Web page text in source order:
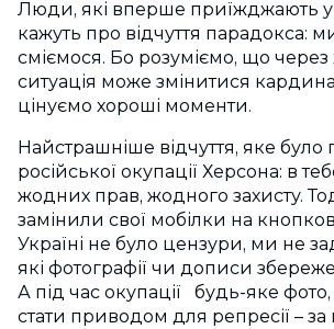
Люди, які вперше приїжджають у
кажуть про відчуття парадокса:
сміємося. Бо розуміємо, що
ситуація може змінитися
цінуємо хороші моменти.
Найстрашніше відчуття, яке було
російської окупації Херсона: в
жодних прав, жодного захисту.
замінили свої мобілки на
Україні не було цензури, ми не
які фотографії чи дописи
А під час окупації будь-яке
стати приводом для репресії –